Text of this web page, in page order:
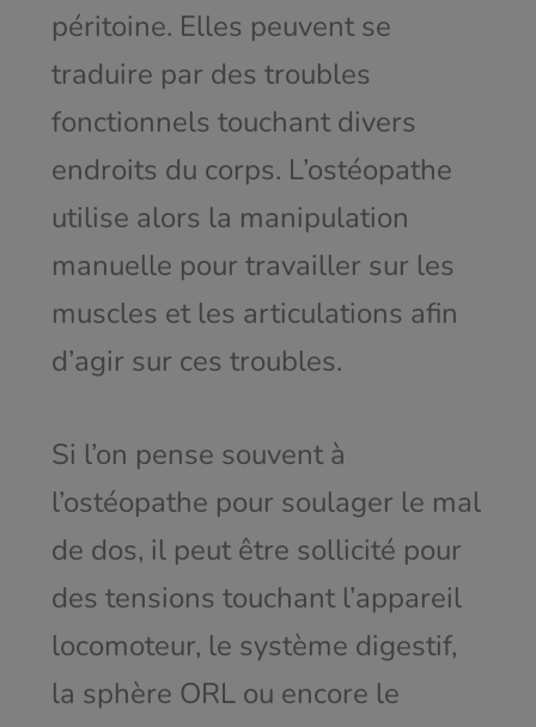
péritoine. Elles peuvent se
traduire par des troubles
fonctionnels touchant divers
endroits du corps. L’ostéopathe
utilise alors la manipulation
manuelle pour travailler sur les
muscles et les articulations afin
d’agir sur ces troubles.
Si l’on pense souvent à
l’ostéopathe pour soulager le mal
de dos, il peut être sollicité pour
des tensions touchant l’appareil
locomoteur, le système digestif,
la sphère ORL ou encore le